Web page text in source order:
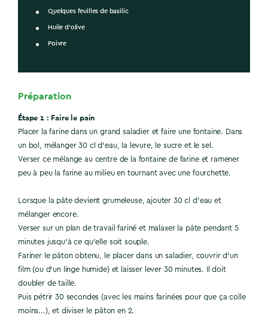
Quelques feuilles de basilic
Huile d’olive
Poivre
Préparation
Étape 1 : Faire le pain
Placer la farine dans un grand saladier et faire une fontaine. Dans
un bol, mélanger 30 cl d'eau, la levure, le sucre et le sel.
Verser ce mélange au centre de la fontaine de farine et ramener
peu à peu la farine au milieu en tournant avec une fourchette.
Lorsque la pâte devient grumeleuse, ajouter 30 cl d'eau et
mélanger encore.
Verser sur un plan de travail fariné et malaxer la pâte pendant 5
minutes jusqu'à ce qu'elle soit souple.
Fariner le pâton obtenu, le placer dans un saladier, couvrir d'un
film (ou d'un linge humide) et laisser lever 30 minutes. Il doit
doubler de taille.
Puis pétrir 30 secondes (avec les mains farinées pour que ça colle
moins...), et diviser le pâton en 2.